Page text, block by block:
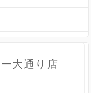
大通り店